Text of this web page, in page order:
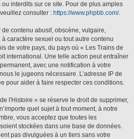
interdits sur ce site. Pour de plus amples
consulter : https://www.phpbb.com/.
contenu abusif, obscène, vulgaire,
caractère sexuel ou tout autre contenu
de votre pays, du pays où « Les Trains de
international. Une telle action peut entraîner
avec une notification à votre
le jugeons nécessaire. L’adresse IP de
pour aider à faire respecter ces conditions.
l'Histoire » se réserve le droit de supprimer,
quel sujet à tout moment, à notre
vous acceptez que toutes les
stockées dans une base de données.
pas divulguées à un tiers sans votre